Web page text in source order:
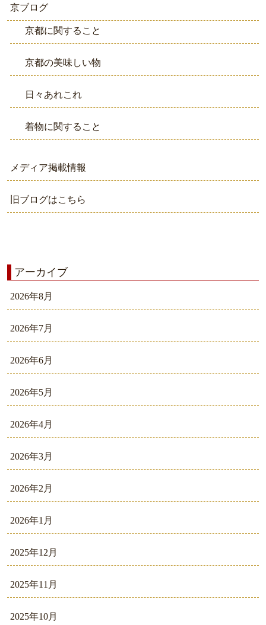
京ブログ
京都に関すること
京都の美味しい物
日々あれこれ
着物に関すること
メディア掲載情報
旧ブログはこちら
アーカイブ
2026年8月
2026年7月
2026年6月
2026年5月
2026年4月
2026年3月
2026年2月
2026年1月
2025年12月
2025年11月
2025年10月